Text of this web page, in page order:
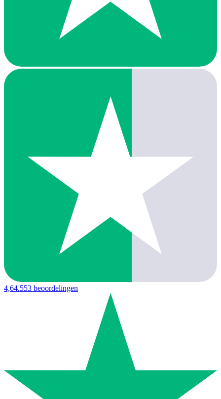
4,64.553 beoordelingen